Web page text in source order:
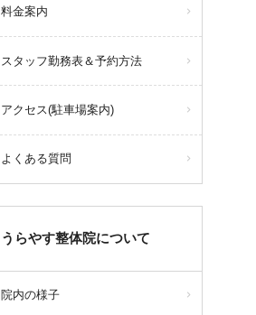
期間限定で、通常はない
チャージをご用意しました！
30,000円チャージで33,000ポイン
ト付与！（+3,000ポイント）
さらに期間中は、
れるので、一番おすすめです！
query_builder2026年7月09日
料金案内
スタッフ勤務表＆予約方法
アクセス(駐車場案内)
よくある質問
うらやす整体院について
院内の様子